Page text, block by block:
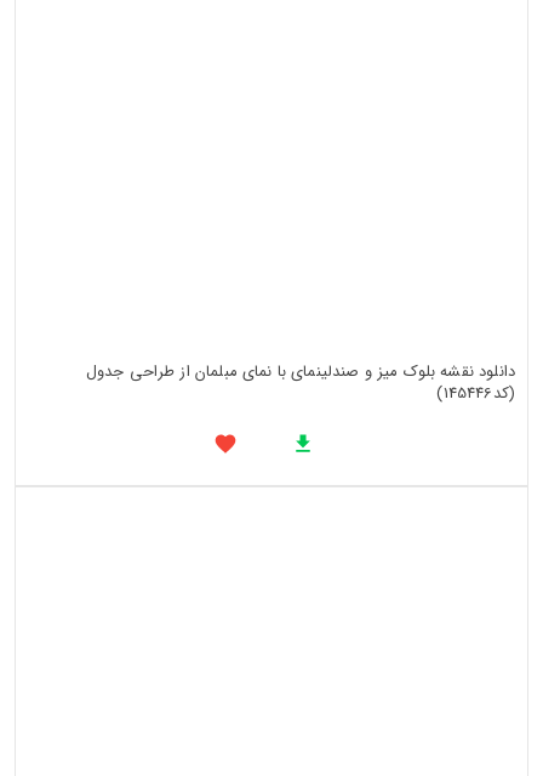
دانلود نقشه بلوک میز و صندلینمای با نمای مبلمان از طراحی جدول
(کد145446)